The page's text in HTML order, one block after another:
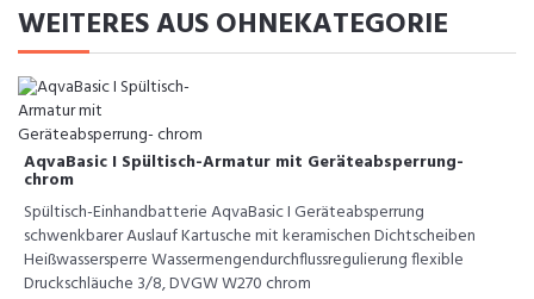
WEITERES AUS OHNEKATEGORIE
AqvaBasic I Spültisch-Armatur mit Geräteabsperrung-
chrom
Spültisch-Einhandbatterie AqvaBasic I Geräteabsperrung
schwenkbarer Auslauf Kartusche mit keramischen Dichtscheiben
Heißwassersperre Wassermengendurchflussregulierung flexible
Druckschläuche 3/8, DVGW W270 chrom